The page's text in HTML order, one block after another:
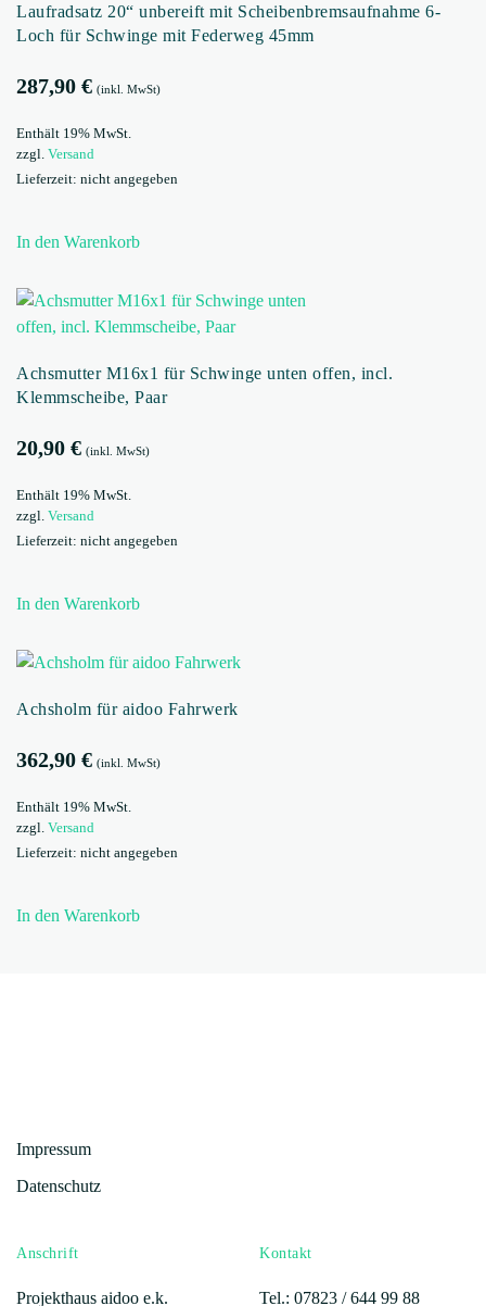
Laufradsatz 20“ unbereift mit Scheibenbremsaufnahme 6-
Loch für Schwinge mit Federweg 45mm
287,90 € (inkl. MwSt)
Enthält 19% MwSt.
zzgl. Versand
Lieferzeit: nicht angegeben
In den Warenkorb
Achsmutter M16x1 für Schwinge unten offen, incl.
Klemmscheibe, Paar
20,90 € (inkl. MwSt)
Enthält 19% MwSt.
zzgl. Versand
Lieferzeit: nicht angegeben
In den Warenkorb
Achsholm für aidoo Fahrwerk
362,90 € (inkl. MwSt)
Enthält 19% MwSt.
zzgl. Versand
Lieferzeit: nicht angegeben
In den Warenkorb
Impressum
Datenschutz
Anschrift
Projekthaus aidoo e.k.
Kontakt
Tel.: 07823 /644 99 88